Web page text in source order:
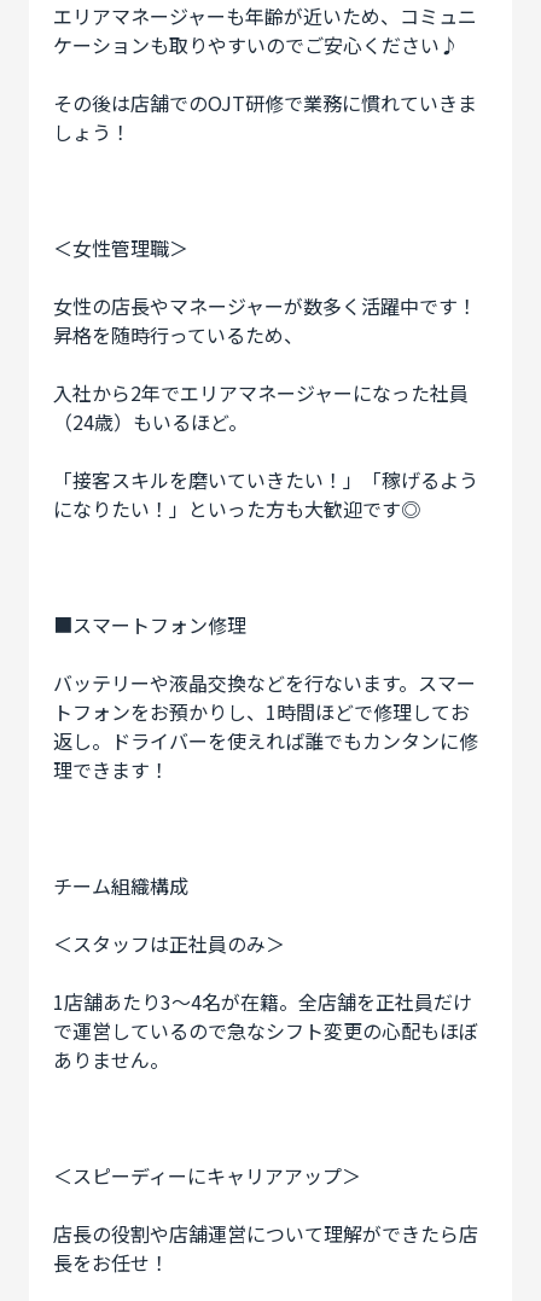
エリアマネージャーも年齢が近いため、コミュニ
ケーションも取りやすいのでご安心ください♪
その後は店舗でのOJT研修で業務に慣れていきま
しょう！
＜女性管理職＞
女性の店長やマネージャーが数多く活躍中です！
昇格を随時行っているため、
入社から2年でエリアマネージャーになった社員
（24歳）もいるほど。
「接客スキルを磨いていきたい！」「稼げるよう
になりたい！」といった方も大歓迎です◎
■スマートフォン修理
バッテリーや液晶交換などを行ないます。スマー
トフォンをお預かりし、1時間ほどで修理してお
返し。ドライバーを使えれば誰でもカンタンに修
理できます！
チーム組織構成
＜スタッフは正社員のみ＞
1店舗あたり3〜4名が在籍。全店舗を正社員だけ
で運営しているので急なシフト変更の心配もほぼ
ありません。
＜スピーディーにキャリアアップ＞
店長の役割や店舗運営について理解ができたら店
長をお任せ！